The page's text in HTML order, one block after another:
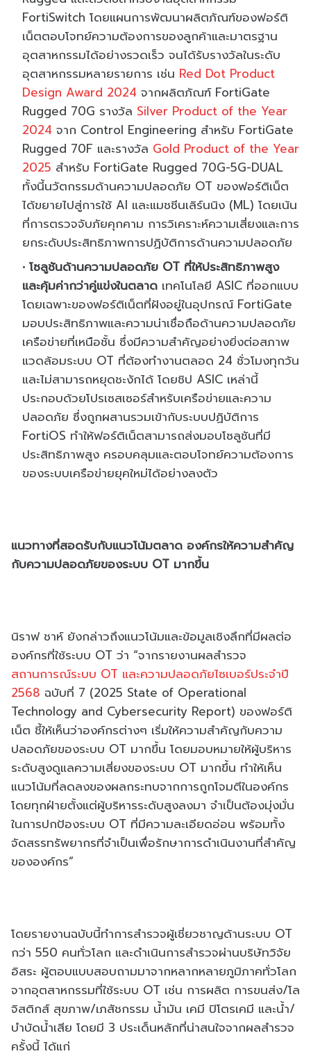
FortiSwitch โดยแผนการพัฒนาผลิตภัณฑ์ของฟอร์ติ
เน็ตตอบโจทย์ความต้องการของลูกค้าและมาตรฐาน
อุตสาหกรรมได้อย่างรวดเร็ว จนได้รับรางวัลในระดับ
อุตสาหกรรมหลายรายการ เช่น Red Dot Product
Design Award 2024 จากผลิตภัณฑ์ FortiGate
Rugged 70G รางวัล Silver Product of the Year
2024 จาก Control Engineering สำหรับ FortiGate
Rugged 70F และรางวัล Gold Product of the Year
2025 สำหรับ FortiGate Rugged 70G-5G-DUAL
ทั้งนี้นวัตกรรมด้านความปลอดภัย OT ของฟอร์ติเน็ต
ได้ขยายไปสู่การใช้ AI และแมชชีนเลิร์นนิง (ML) โดยเน้น
ที่การตรวจจับภัยคุกคาม การวิเคราะห์ความเสี่ยงและการ
ยกระดับประสิทธิภาพการปฏิบัติการด้านความปลอดภัย
โซลูชันด้านความปลอดภัย OT ที่ให้ประสิทธิภาพสูง
และคุ้มค่ากว่าคู่แข่งในตลาด เทคโนโลยี ASIC ที่ออกแบบ
โดยเฉพาะของฟอร์ติเน็ตที่ฝังอยู่ในอุปกรณ์ FortiGate
มอบประสิทธิภาพและความน่าเชื่อถือด้านความปลอดภัย
เครือข่ายที่เหนือชั้น ซึ่งมีความสำคัญอย่างยิ่งต่อสภาพ
แวดล้อมระบบ OT ที่ต้องทำงานตลอด 24 ชั่วโมงทุกวัน
และไม่สามารถหยุดชะงักได้ โดยชิป ASIC เหล่านี้
ประกอบด้วยโปรเซสเซอร์สำหรับเครือข่ายและความ
ปลอดภัย ซึ่งถูกผสานรวมเข้ากับระบบปฏิบัติการ
FortiOS ทำให้ฟอร์ติเน็ตสามารถส่งมอบโซลูชันที่มี
ประสิทธิภาพสูง ครอบคลุมและตอบโจทย์ความต้องการ
ของระบบเครือข่ายยุคใหม่ได้อย่างลงตัว
แนวทางที่สอดรับกับแนวโน้มตลาด องค์กรให้ความสำคัญ
กับความปลอดภัยของระบบ OT มากขึ้น
นิราฟ ชาห์ ยังกล่าวถึงแนวโน้มและข้อมูลเชิงลึกที่มีผลต่อ
องค์กรที่ใช้ระบบ OT ว่า “จากรายงานผลสำรวจ
สถานการณ์ระบบ OT และความปลอดภัยไซเบอร์ประจำปี
2568 ฉบับที่ 7 (2025 State of Operational
Technology and Cybersecurity Report) ของฟอร์ติ
เน็ต ชี้ให้เห็นว่าองค์กรต่างๆ เริ่มให้ความสำคัญกับความ
ปลอดภัยของระบบ OT มากขึ้น โดยมอบหมายให้ผู้บริหาร
ระดับสูงดูแลความเสี่ยงของระบบ OT มากขึ้น ทำให้เห็น
แนวโน้มที่ลดลงของผลกระทบจากการถูกโจมตีในองค์กร
โดยทุกฝ่ายตั้งแต่ผู้บริหารระดับสูงลงมา จำเป็นต้องมุ่งมั่น
ในการปกป้องระบบ OT ที่มีความละเอียดอ่อน พร้อมทั้ง
จัดสรรทรัพยากรที่จำเป็นเพื่อรักษาการดำเนินงานที่สำคัญ
ขององค์กร”
โดยรายงานฉบับนี้ทำการสำรวจผู้เชี่ยวชาญด้านระบบ OT
กว่า 550 คนทั่วโลก และดำเนินการสำรวจผ่านบริษัทวิจัย
อิสระ ผู้ตอบแบบสอบถามมาจากหลากหลายภูมิภาคทั่วโลก
จากอุตสาหกรรมที่ใช้ระบบ OT เช่น การผลิต การขนส่ง/โล
จิสติกส์ สุขภาพ/เภสัชกรรม น้ำมัน เคมี ปิโตรเคมี และน้ำ/
บำบัดน้ำเสีย โดยมี 3 ประเด็นหลักที่น่าสนใจจากผลสำรวจ
ครั้งนี้ ได้แก่